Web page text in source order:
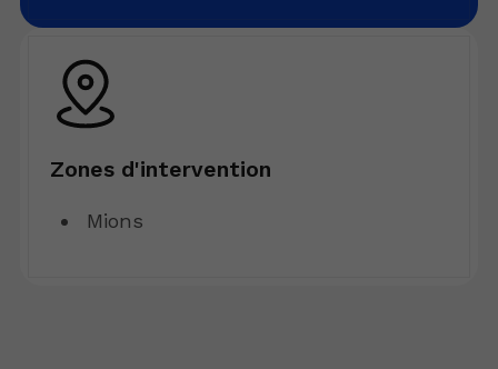
Zones d'intervention
Mions